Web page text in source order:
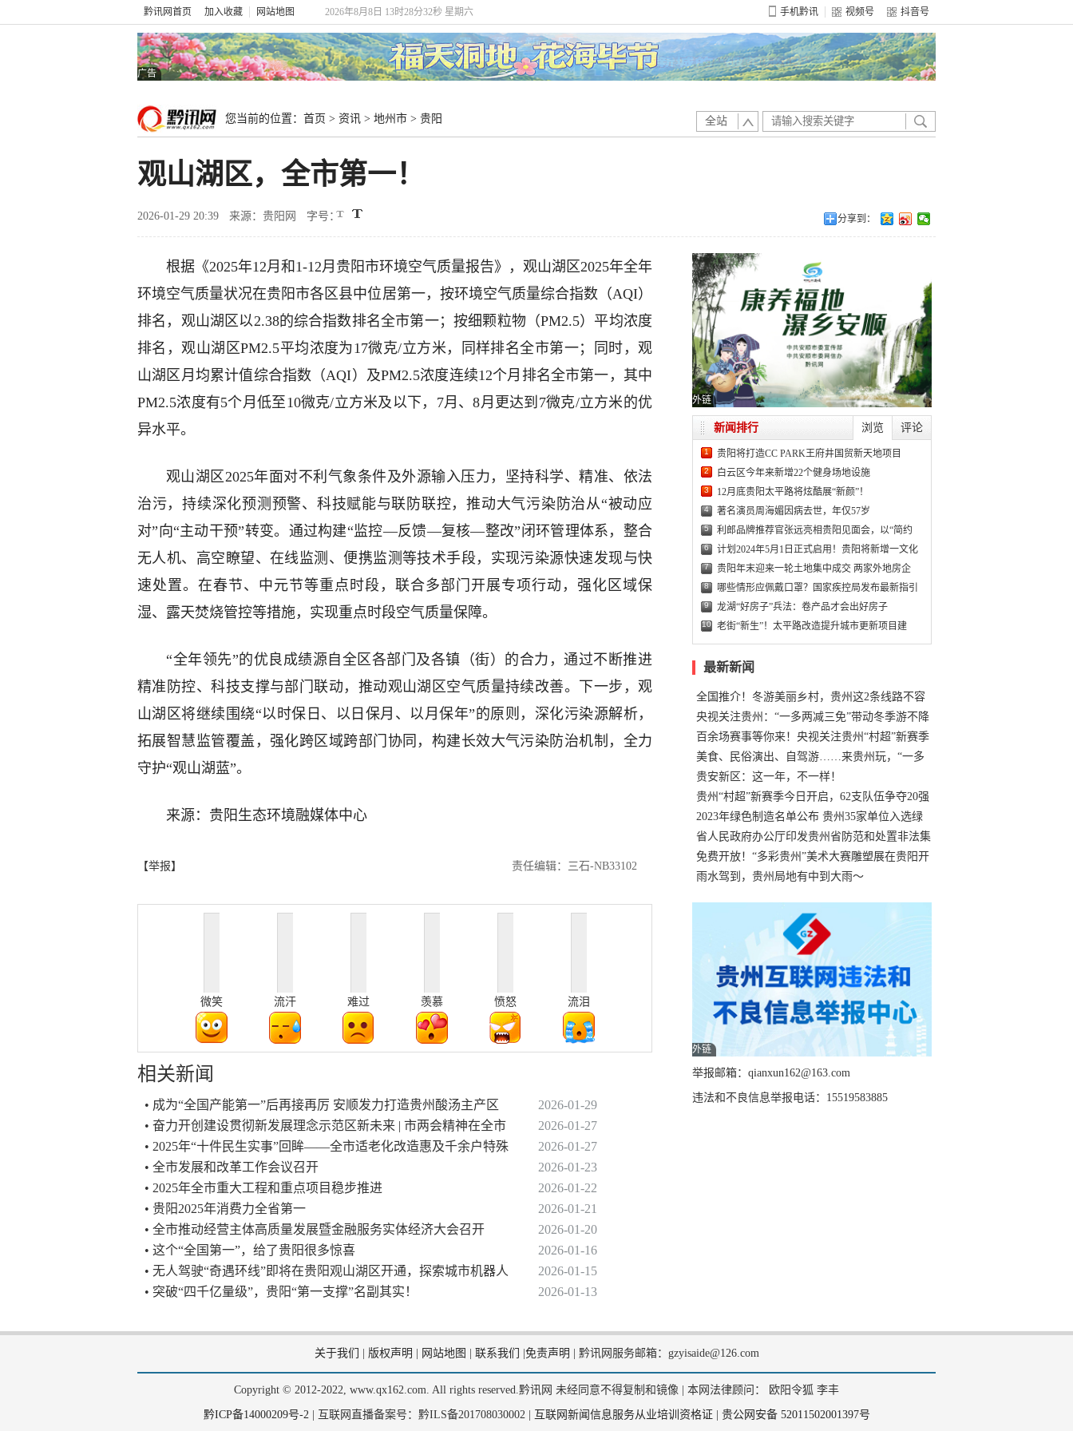
黔讯网首页 加入收藏 网站地图 2026年8月8日 13时28分33秒 星期六 手机黔讯 视频号 抖音号
广告
您当前的位置： 首页 > 资讯 > 地州市 > 贵阳 全站
观山湖区，全市第一！
2026-01-29 20:39 来源：贵阳网 字号： 分享到：
根据《2025年12月和1-12月贵阳市环境空气质量报告》，观山湖区2025年全年
环境空气质量状况在贵阳市各区县中位居第一，按环境空气质量综合指数（AQI）
排名，观山湖区以2.38的综合指数排名全市第一；按细颗粒物（PM2.5）平均浓度
排名，观山湖区PM2.5平均浓度为17微克/立方米，同样排名全市第一；同时，观
山湖区月均累计值综合指数（AQI）及PM2.5浓度连续12个月排名全市第一，其中
PM2.5浓度有5个月低至10微克/立方米及以下，7月、8月更达到7微克/立方米的优
异水平。
观山湖区2025年面对不利气象条件及外源输入压力，坚持科学、精准、依法
治污，持续深化预测预警、科技赋能与联防联控，推动大气污染防治从“被动应
对”向“主动干预”转变。通过构建“监控—反馈—复核—整改”闭环管理体系，整合
无人机、高空瞭望、在线监测、便携监测等技术手段，实现污染源快速发现与快
速处置。在春节、中元节等重点时段，联合多部门开展专项行动，强化区域保
湿、露天焚烧管控等措施，实现重点时段空气质量保障。
“全年领先”的优良成绩源自全区各部门及各镇（街）的合力，通过不断推进
精准防控、科技支撑与部门联动，推动观山湖区空气质量持续改善。下一步，观
山湖区将继续围绕“以时保日、以日保月、以月保年”的原则，深化污染源解析，
拓展智慧监管覆盖，强化跨区域跨部门协同，构建长效大气污染防治机制，全力
守护“观山湖蓝”。
来源：贵阳生态环境融媒体中心
【举报】 责任编辑：三石-NB33102
微笑 流汗 难过 羡慕 愤怒 流泪
相关新闻
• 成为“全国产能第一”后再接再厉 安顺发力打造贵州酸汤主产区
2026-01-29
• 奋力开创建设贯彻新发展理念示范区新未来 | 市两会精神在全市
2026-01-27
• 2025年“十件民生实事”回眸——全市适老化改造惠及千余户特殊
2026-01-27
• 全市发展和改革工作会议召开
2026-01-23
• 2025年全市重大工程和重点项目稳步推进
2026-01-22
• 贵阳2025年消费力全省第一
2026-01-21
• 全市推动经营主体高质量发展暨金融服务实体经济大会召开
2026-01-20
• 这个“全国第一”，给了贵阳很多惊喜
2026-01-16
• 无人驾驶“奇遇环线”即将在贵阳观山湖区开通，探索城市机器人
2026-01-15
• 突破“四千亿量级”，贵阳“第一支撑”名副其实！
2026-01-13
外链
浏览 评论
新闻排行
1 贵阳将打造CC PARK王府井国贸新天地项目
2 白云区今年来新增22个健身场地设施
3 12月底贵阳太平路将炫酷展“新颜”！
4 著名演员周海媚因病去世，年仅57岁
5 利郎品牌推荐官张远亮相贵阳见面会，以“简约
6 计划2024年5月1日正式启用！贵阳将新增一文化
7 贵阳年末迎来一轮土地集中成交 两家外地房企
8 哪些情形应佩戴口罩？国家疾控局发布最新指引
9 龙湖“好房子”兵法：卷产品才会出好房子
10 老街“新生”！太平路改造提升城市更新项目建
最新新闻
全国推介！冬游美丽乡村，贵州这2条线路不容
错过
央视关注贵州：“一多两减三免”带动冬季游不降
温
百余场赛事等你来！央视关注贵州“村超”新赛季
正式“打响”
美食、民俗演出、自驾游……来贵州玩，“一多
两减三免”！
贵安新区：这一年，不一样！
贵州“村超”新赛季今日开启，62支队伍争夺20强
名额
2023年绿色制造名单公布 贵州35家单位入选绿
色工厂
省人民政府办公厅印发贵州省防范和处置非法集
资工作实施细则
免费开放！“多彩贵州”美术大赛雕塑展在贵阳开
展，持续至1月19日
雨水驾到，贵州局地有中到大雨～
外链
举报邮箱：qianxun162@163.com
违法和不良信息举报电话：15519583885
关于我们 版权声明 网站地图 联系我们 免责声明 黔讯网服务邮箱：gzyisaide@126.com
Copyright © 2012-2022, www.qx162.com. All rights reserved.黔讯网 未经同意不得复制和镜像 | 本网法律顾问： 欧阳令狐 李丰
黔ICP备14000209号-2| 互联网直播备案号：黔ILS备201708030002 | 互联网新闻信息服务从业培训资格证 贵公网安备 52011502001397号